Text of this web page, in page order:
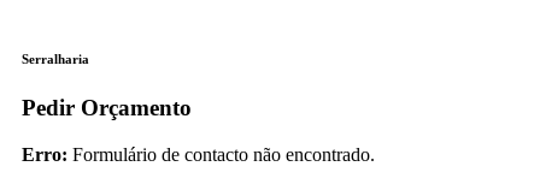
Serralharia
Pedir Orçamento
Erro: Formulário de contacto não encontrado.